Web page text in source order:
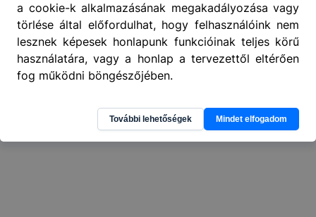
a cookie-k alkalmazásának megakadályozása vagy
törlése által előfordulhat, hogy felhasználóink nem
lesznek képesek honlapunk funkcióinak teljes körű
használatára, vagy a honlap a tervezettől eltérően
fog működni böngészőjében.
További lehetőségek Mindet elfogadom